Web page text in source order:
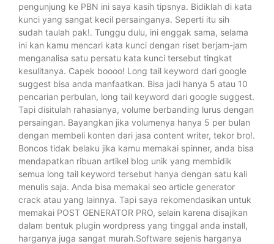
pengunjung ke PBN ini saya kasih tipsnya. Bidiklah di kata
kunci yang sangat kecil persainganya. Seperti itu sih
sudah taulah pak!. Tunggu dulu, ini enggak sama, selama
ini kan kamu mencari kata kunci dengan riset berjam-jam
menganalisa satu persatu kata kunci tersebut tingkat
kesulitanya. Capek boooo! Long tail keyword dari google
suggest bisa anda manfaatkan. Bisa jadi hanya 5 atau 10
pencarian perbulan, long tail keyword dari google suggest.
Tapi disitulah rahasianya, volume berbanding lurus dengan
persaingan. Bayangkan jika volumenya hanya 5 per bulan
dengan membeli konten dari jasa content writer, tekor bro!.
Boncos tidak belaku jika kamu memakai spinner, anda bisa
mendapatkan ribuan artikel blog unik yang membidik
semua long tail keyword tersebut hanya dengan satu kali
menulis saja. Anda bisa memakai seo article generator
crack atau yang lainnya. Tapi saya rekomendasikan untuk
memakai POST GENERATOR PRO, selain karena disajikan
dalam bentuk plugin wordpress yang tinggal anda install,
harganya juga sangat murah.Software sejenis harganya